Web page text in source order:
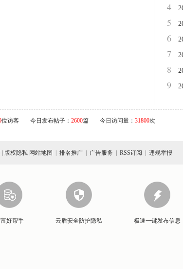
格（
4
蛋价
5
蛋价
6
鸡蛋
7
蛋价
8
蛋价
9
位访客 今日发布帖子： 2600篇 今日访问量： 31800次
版权隐私 网站地图 排名推广 广告服务 RSS订阅 违规举报
好帮手 云盾安全防护隐私 极速一键发布信息